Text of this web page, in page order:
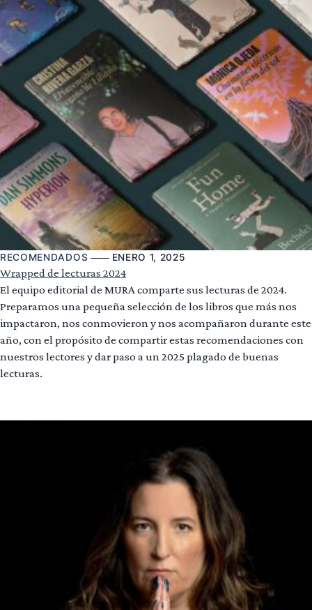
RECOMENDADOS ENERO 1, 2025
Wrapped de lecturas 2024
El equipo editorial de MURA comparte sus lecturas de 2024.
Preparamos una pequeña selección de los libros que más nos
impactaron, nos conmovieron y nos acompañaron durante este
año, con el propósito de compartir estas recomendaciones con
nuestros lectores y dar paso a un 2025 plagado de buenas
lecturas.